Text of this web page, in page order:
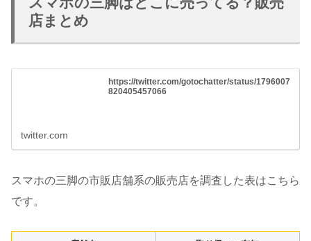
店まとめ
https://twitter.com/gotochatter/status/1796007
820405457066
twitter.com
スマホの三脚の市販店舗系の販売店を調査した表はこちら
です。